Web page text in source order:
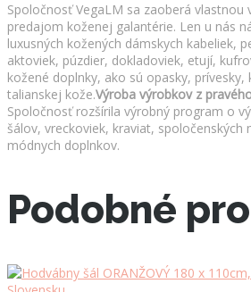
Spoločnosť VegaLM sa zaoberá vlastnou
predajom koženej galantérie. Len u nás
luxusných kožených dámskych kabeliek,
aktoviek, púzdier, dokladoviek, etují,
kožené doplnky, ako sú opasky, prívesky,
talianskej kože.Výroba výrobkov z
Spoločnosť rozšírila výrobný program o
šálov, vreckoviek, kraviat, spoločenských
módnych doplnkov.
Podobné